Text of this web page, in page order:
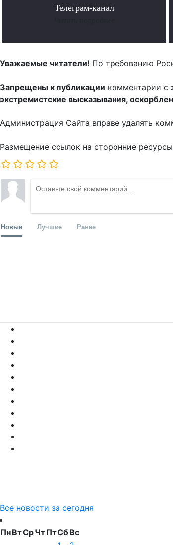
Телеграм-канал
Уважаемые читатели! По требованию
Запрещены к публикации комментарии с
экстремистские высказывания,
Администрация Сайта вправе удалять
Размещение ссылок на сторонние ресурсы
Новые Лучшие Ранее
Все новости за сегодня
ПнВтСрЧтПтСбВс